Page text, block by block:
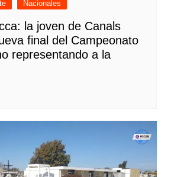
Nacionales
la joven de Canals
final del Campeonato
representando a la